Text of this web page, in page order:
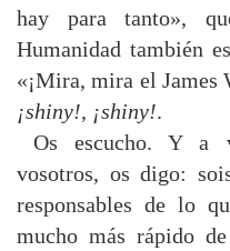
hay para tanto»,
Humanidad también
«¡Mira, mira el James
¡shiny!, ¡shiny!.
Os escucho. Y a
vosotros, os digo:
responsables de lo
mucho más rápido